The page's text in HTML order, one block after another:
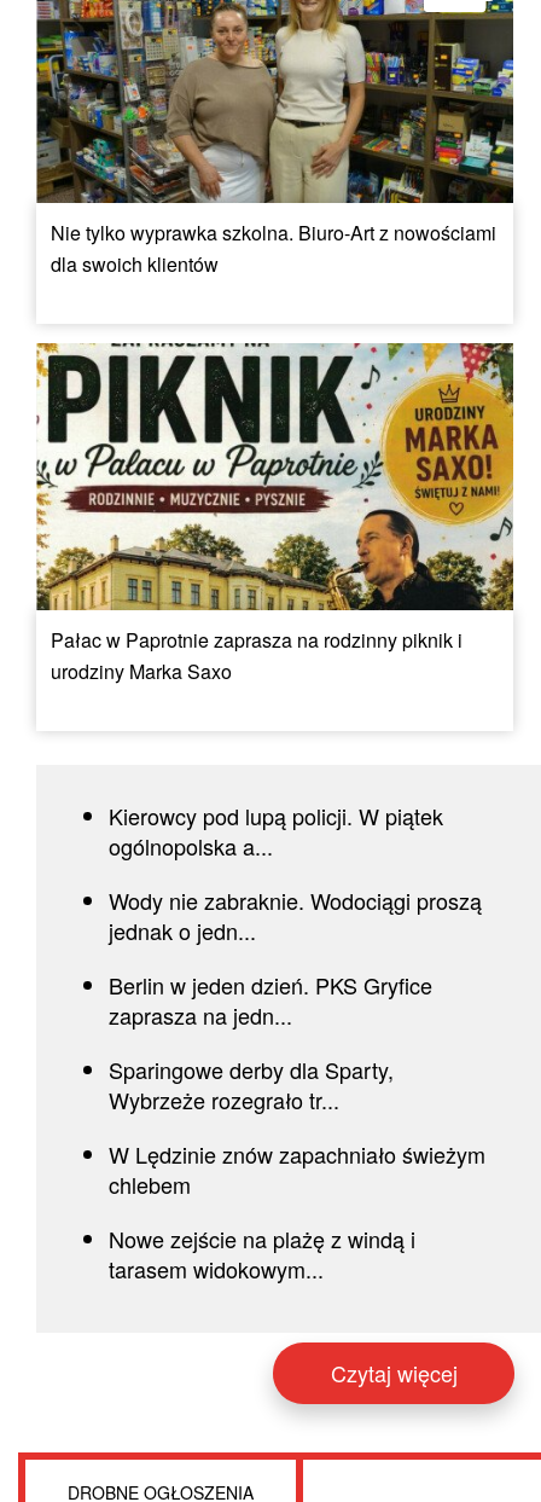
Nie tylko wyprawka szkolna. Biuro-Art z nowościami
dla swoich klientów
Pałac w Paprotnie zaprasza na rodzinny piknik i
urodziny Marka Saxo
Kierowcy pod lupą policji. W piątek
ogólnopolska a...
Wody nie zabraknie. Wodociągi proszą
jednak o jedn...
Berlin w jeden dzień. PKS Gryfice
zaprasza na jedn...
Sparingowe derby dla Sparty,
Wybrzeże rozegrało tr...
W Lędzinie znów zapachniało świeżym
chlebem
Nowe zejście na plażę z windą i
tarasem widokowym...
Czytaj więcej
DROBNE OGŁOSZENIA